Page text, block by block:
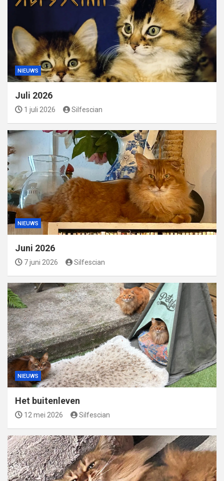
NIEUWS
Juli 2026
1 juli 2026 Silfescian
NIEUWS
Juni 2026
7 juni 2026 Silfescian
NIEUWS
Het buitenleven
12 mei 2026 Silfescian